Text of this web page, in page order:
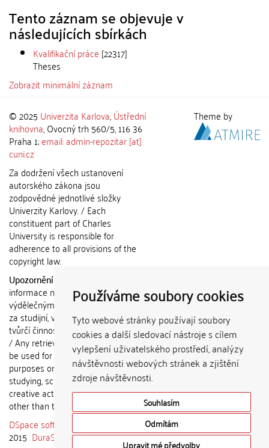
Používáme soubory cookies
Tyto webové stránky používají soubory
cookies a další sledovací nástroje s cílem
vylepšení uživatelského prostředí, analýzy
návštěvnosti webových stránek a zjištění
zdroje návštěvnosti.
Souhlasím
Odmítám
Upravit mé předvolby
Tento záznam se objevuje v
následujících sbírkách
Kvalifikační práce [22317]
Theses
Zobrazit minimální záznam
© 2025 Univerzita Karlova,Ústřední
knihovna, Ovocný trh 560/5, 116 36
Praha 1;email: admin-repozitar [at]
cuni.cz
Za dodržení všech ustanovení
autorského zákona jsou
zodpovědné jednotlivé složky
Univerzity Karlovy. / Each
constituent part of Charles
University is responsible for
adherence to all provisions of the
copyright law.
Upozornění / Notice:
informace nemohou být použity k
výdělečným účelům nebo vydávány
za studijní, vědeckou nebo jinou
tvůrčí činnost jiné osoby než autora.
/ Any retrieved information shall not
be used for any commercial
purposes or claimed as results of
studying, scientific or any other
creative activities of any person
other than the author.
DSpace software
copyright © 2002-
2015 DuraSpace
Theme by